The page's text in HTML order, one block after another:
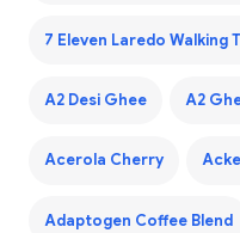
7 Eleven Laredo Walking
A2 Desi Ghee A2
Acerola Cherry
Adaptogen Coffee Blend